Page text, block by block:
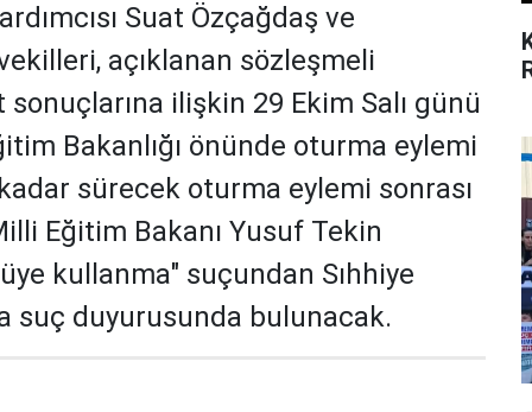
Suat Özçağdaş ve
açıklanan sözleşmeli
ilişkin 29 Ekim Salı günü
Bakanlığı önünde oturma eylemi
sürecek oturma eylemi sonrası
Eğitim Bakanı Yusuf Tekin
kullanma" suçundan Sıhhiye
suç duyurusunda bulunacak.